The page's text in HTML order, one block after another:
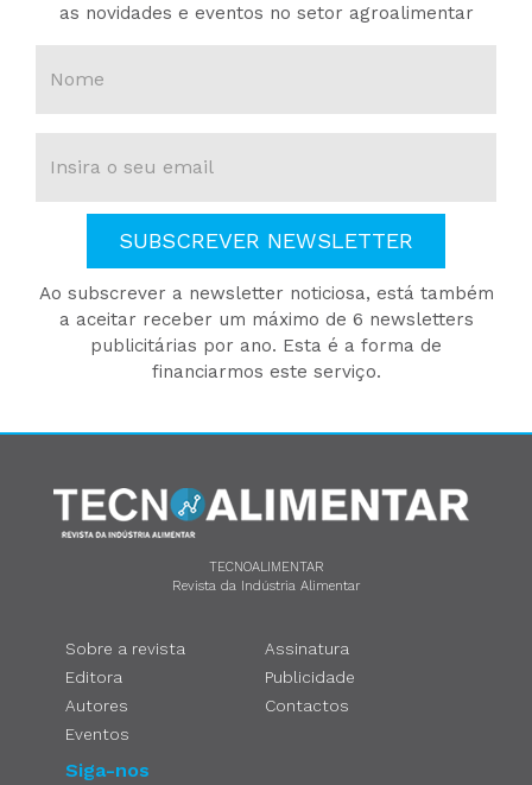
as novidades e eventos no setor agroalimentar
SUBSCREVER NEWSLETTER
Ao subscrever a newsletter noticiosa, está também
a aceitar receber um máximo de 6 newsletters
publicitárias por ano. Esta é a forma de
financiarmos este serviço.
TECNOALIMENTAR
Revista da Indústria Alimentar
Sobre a revista
Editora
Autores
Eventos
Assinatura
Publicidade
Contactos
Siga-nos